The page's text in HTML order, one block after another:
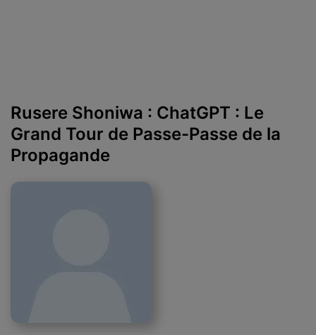
Rusere Shoniwa : ChatGPT : Le
Grand Tour de Passe-Passe de la
Propagande